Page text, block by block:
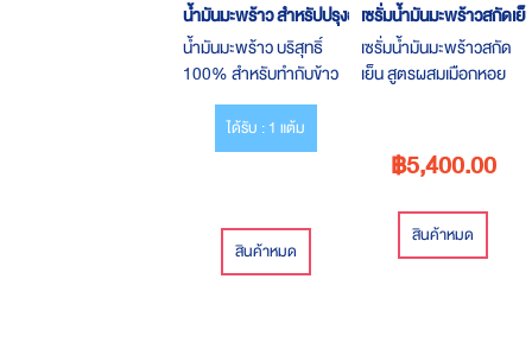
น้ำมันมะพร้าว สำหรัปปรุงอาหาร
น้ำมันมะพร้าว บริสุทธิ์
100% สำหรับทำกับข้าว
ให้ทุกมื้อเป็นมื้อสุขภาพดี
สามารถต้ม ผัด แกง ทอด
ได้รับ : 1 แต้ม
สินค้าหมด
เซรั่มน้ำมันมะพร้าวสกัดเ
เซรั่มน้ำมันมะพร้าวสกัด
เย็น สูตรผสมเมือกหอย
มน้ำมันมะพร้าวสูตรใหม่
ล่าสุดจากฝรั่งเศส
฿5,400.00
สินค้าหมด